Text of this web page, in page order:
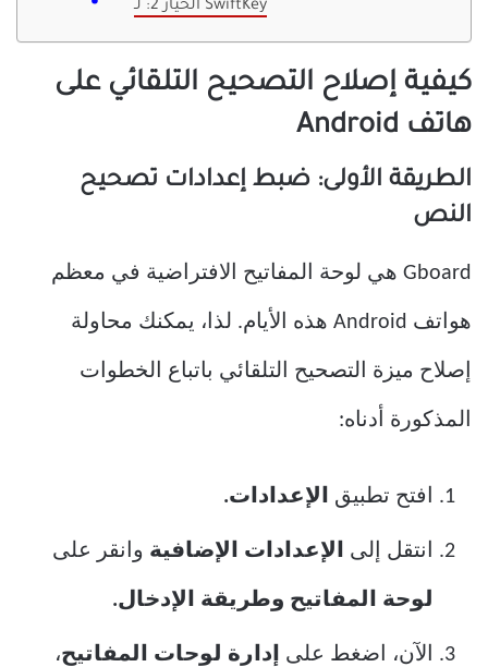
الخيار 2: لـ SwiftKey
كيفية إصلاح التصحيح التلقائي على
هاتف Android
الطريقة الأولى: ضبط إعدادات تصحيح
النص
Gboard هي لوحة المفاتيح الافتراضية في معظم
هواتف Android هذه الأيام. لذا، يمكنك محاولة
إصلاح ميزة التصحيح التلقائي باتباع الخطوات
المذكورة أدناه:
افتح تطبيق الإعدادات.
انتقل إلى الإعدادات الإضافية وانقر على
لوحة المفاتيح وطريقة الإدخال.
الآن، اضغط على إدارة لوحات المفاتيح،